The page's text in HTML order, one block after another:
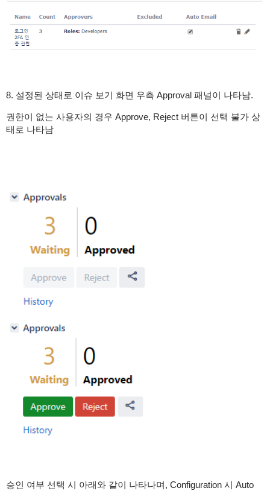
8. 설정된 상태로 이슈 보기 화면 우측 Approval 패널이 나타남.
권한이 없는 사용자의 경우 Approve, Reject 버튼이 선택 불가 상
태로 나타남
승인 여부 선택 시 아래와 같이 나타나며, Configuration 시 Auto